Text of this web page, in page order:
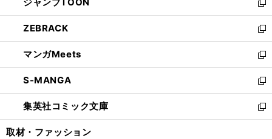
で
開
く
ド
ウ
で
開
く
ィ
ン
ド
ウ
で
開
く
い
ウ
ィ
ン
ド
ウ
で
開
く
新
し
い
ウ
ィ
ン
ド
ウ
で
開
ZEBRACK
新
し
い
ウ
ィ
ン
ド
ウ
マンガMeets
新
し
い
ウ
ィ
ン
S-MANGA
新
し
い
ウ
集英社コミック文庫
新
し
取材・ファッション